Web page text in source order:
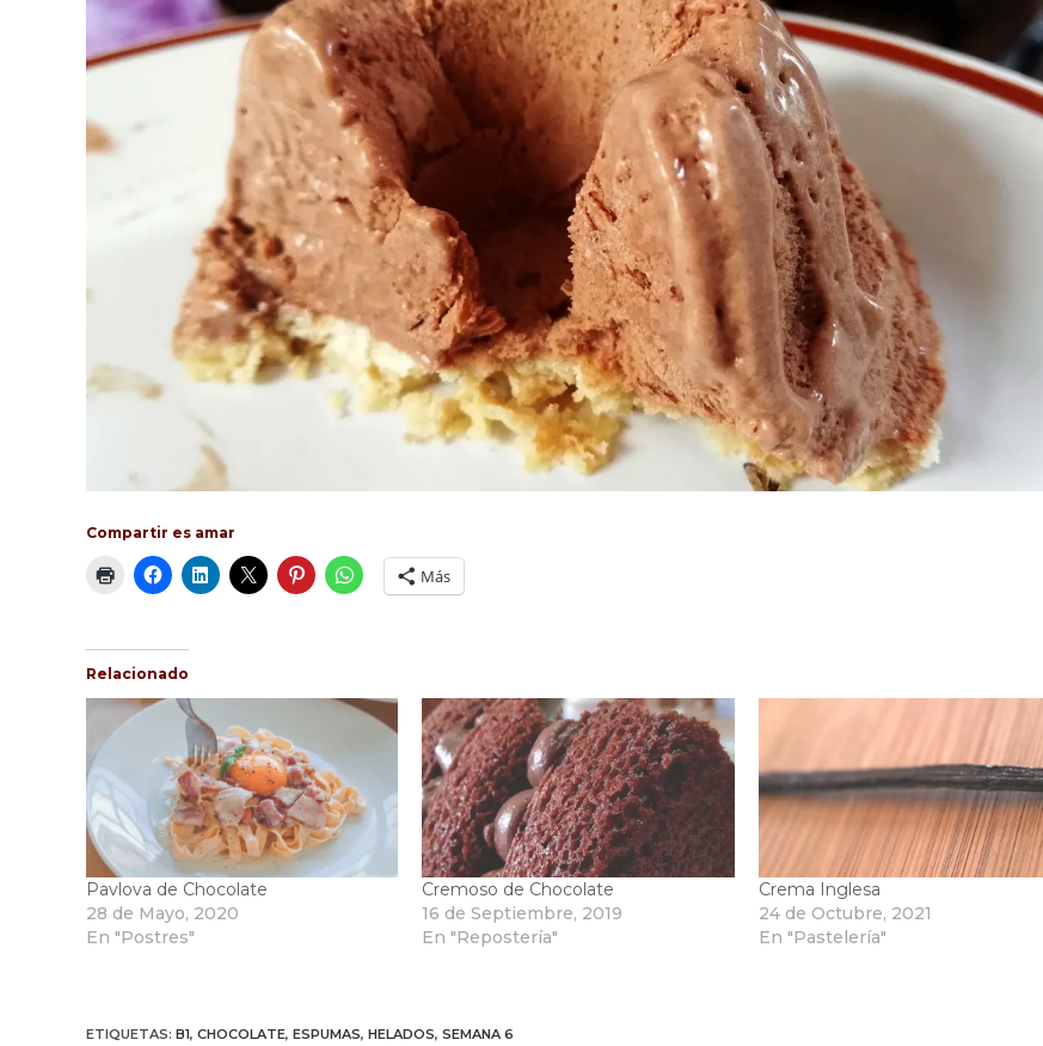
Compartir es amar
Más
Relacionado
Pavlova de Chocolate
28 de Mayo, 2020
En "Postres"
Cremoso de Chocolate
16 de Septiembre, 2019
En "Repostería"
Crema Inglesa
24 de Octubre, 2021
En "Pastelería"
ETIQUETAS: B1, CHOCOLATE, ESPUMAS, HELADOS, SEMANA 6